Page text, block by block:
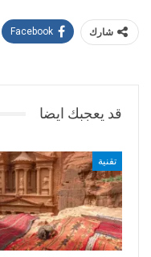
شارك Facebook
قد يعجبك ايضا
تقنية